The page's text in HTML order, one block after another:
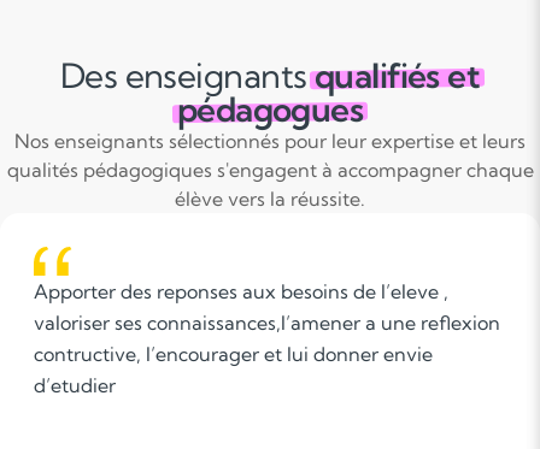
Des enseignantsqualifiés et
pédagogues
Nos enseignants sélectionnés pour leur expertise et leurs
qualités pédagogiques s'engagent à accompagner chaque
élève vers la réussite.
Apporter des reponses aux besoins de l’eleve ,
valoriser ses connaissances,l’amener a une reflexion
contructive, l’encourager et lui donner envie
d’etudier